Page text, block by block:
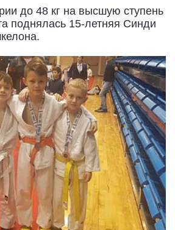
до 48 кг на высшую ступень
поднялась 15-летняя Синди